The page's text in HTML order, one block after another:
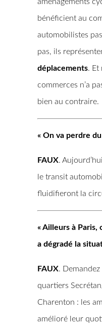
aménagements
bénéficient au
automobilistes
pas, ils
déplacements. Et
commerces n’a
bien au contraire.
« On va perdre
FAUX.
le transit
fluidifieront la
« Ailleurs à
a dégradé la
FAUX.
quartiers
Charenton : les
amélioré leur